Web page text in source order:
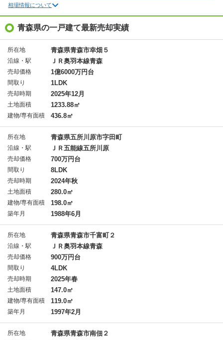
相場情報について
青森県の一戸建て最新売却実績
所在地 青森県青森市幸畑５
沿線・駅 ＪＲ奥羽本線青森
売却価格 1億6000万円台
間取り 1LDK
売却時期 2025年12月
土地面積 1233.88㎡
建物/専有面積 436.8㎡
所在地 青森県五所川原市字田町
沿線・駅 ＪＲ五能線五所川原
売却価格 700万円台
間取り 8LDK
売却時期 2024年秋
土地面積 280.0㎡
建物/専有面積 198.0㎡
築年月 1988年6月
所在地 青森県青森市千富町２
沿線・駅 ＪＲ奥羽本線青森
売却価格 900万円台
間取り 4LDK
売却時期 2025年春
土地面積 147.0㎡
建物/専有面積 119.0㎡
築年月 1997年2月
所在地 青森県青森市南佃２